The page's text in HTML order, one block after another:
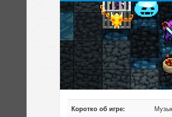
Коротко об игре: